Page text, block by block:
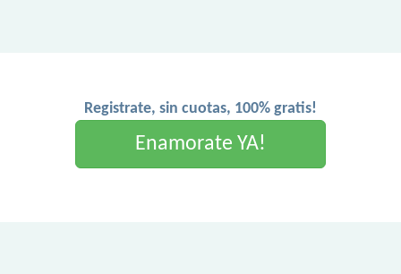
Registrate, sin cuotas, 100% gratis!
Enamorate YA!